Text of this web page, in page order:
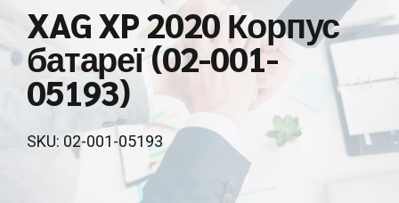
XAG XP 2020 Корпус
батареї (02-001-
05193)
SKU: 02-001-05193